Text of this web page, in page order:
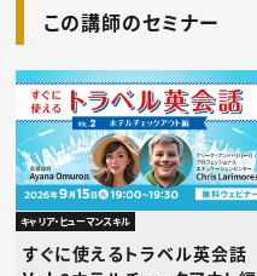
この講師のセミナー
キャリア・ヒューマンスキル
すぐに使えるトラベル英会話